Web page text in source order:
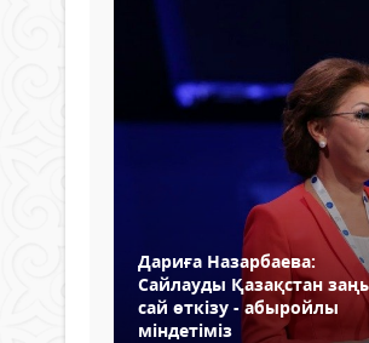
Дариға Назарбаева:
Сайлауды Қазақстан
сай өткізу - абыройлы
міндетіміз